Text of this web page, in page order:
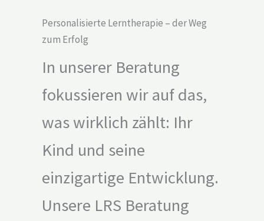
Personalisierte Lerntherapie – der Weg
zum Erfolg
In unserer Beratung
fokussieren wir auf das,
was wirklich zählt: Ihr
Kind und seine
einzigartige Entwicklung.
Unsere LRS Beratung